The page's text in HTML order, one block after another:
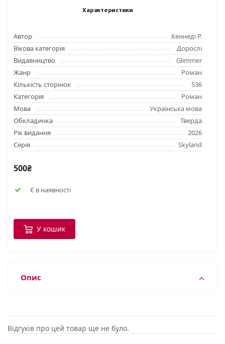
Характеристики
Автор
Кеннеді Р.
Вікова категорія
Дорослі
Видавництво
Glimmer
Жанр
Роман
Кількість сторінок
536
Категорія
Роман
Мова
Українська мова
Обкладинка
Тверда
Рік видання
2026
Серія
Skyland
500₴
Є в наявності
У кошик
Опис
Відгуків про цей товар ще не було.